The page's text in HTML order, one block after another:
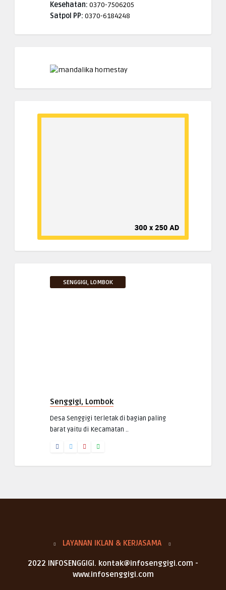
Kesehatan: 0370-7506205
Satpol PP: 0370-6184248
SENGGIGI, LOMBOK
Senggigi, Lombok
Desa Senggigi terletak di bagian paling
barat yaitu di Kecamatan ..
LAYANAN IKLAN & KERJASAMA
2022 INFOSENGGIGI. kontak@infosenggigi.com -
www.infosenggigi.com